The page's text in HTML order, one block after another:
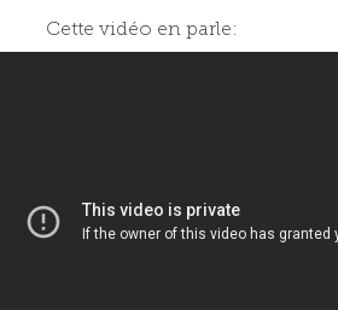
Cette vidéo en parle: